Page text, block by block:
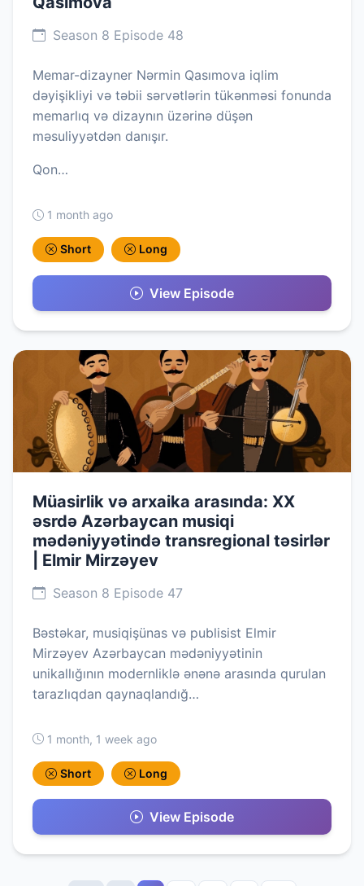
Season 8 Episode 48
Memar-dizayner Nərmin Qasımova iqlim
dəyişikliyi və təbii sərvətlərin tükənməsi fonunda
memarlıq və dizaynın üzərinə düşən
məsuliyyətdən danışır.
Qon…
1 month ago
Short Long
View Episode
Müasirlik və arxaika arasında: XX
əsrdə Azərbaycan musiqi
mədəniyyətində transregional təsirlər
| Elmir Mirzəyev
Season 8 Episode 47
Bəstəkar, musiqişünas və publisist Elmir
Mirzəyev Azərbaycan mədəniyyətinin
unikallığının modernliklə ənənə arasında qurulan
tarazlıqdan qaynaqlandığ…
1 month, 1 week ago
Short Long
View Episode